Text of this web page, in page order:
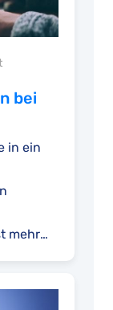
bei
in ein
mehr